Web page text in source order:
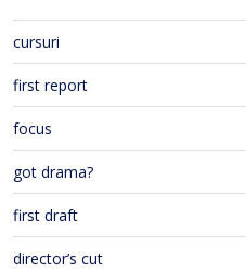
cursuri
first report
focus
got drama?
first draft
director’s cut